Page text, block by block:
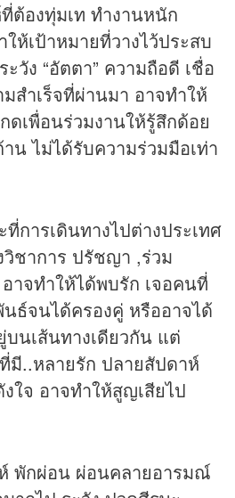
ต้องทุ่มเท ทำงานหนัก
ห้เป้าหมายที่วางไว้ประสบ
วัง “อัตตา” ความถือดี เชื่อ
สำเร็จที่ผ่านมา อาจทำให้
ดเพื่อนร่วมงานให้รู้สึกด้อย
น ไม่ได้รับความร่วมมือเท่า
ที่การเดินทางไปต่างประเทศ
ชาการ ปรัชญา ,ร่วม
าจทำให้ได้พบรัก เจอคนที่
ธ์จนได้ครองคู่ หรืออาจได้
นเส้นทางเดียวกัน แต่
มี..หลายรัก ปลายสัปดาห์
ใจ อาจทำให้สูญเสียไป
พักผ่อน ผ่อนคลายอารมณ์